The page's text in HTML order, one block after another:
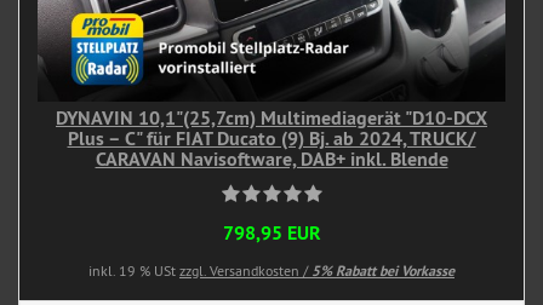
DYNAVIN 10,1"(25,7cm) Multimediagerät "D10-DCX
Plus – C" für FIAT Ducato (9) Bj. ab 2024, TRUCK/
CARAVAN Navisoftware, DAB+ inkl. Blende
798,95 EUR
inkl. 19 % USt zzgl. Versandkosten / 5% Rabatt bei Vorkasse